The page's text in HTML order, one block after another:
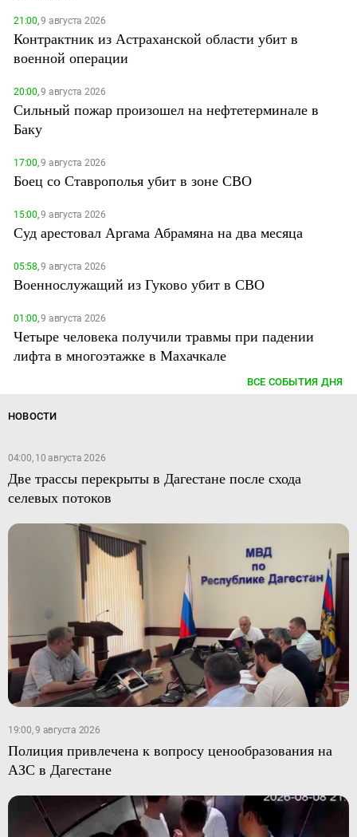
21:00,9 августа 2026
Контрактник из Астраханской области убит в
военной операции
20:00,9 августа 2026
Сильный пожар произошел на нефтетерминале в
Баку
17:00,9 августа 2026
Боец со Ставрополья убит в зоне СВО
15:00,9 августа 2026
Суд арестовал Аргама Абрамяна на два месяца
05:58,9 августа 2026
Военнослужащий из Гуково убит в СВО
01:00,9 августа 2026
Четыре человека получили травмы при падении
лифта в многоэтажке в Махачкале
ВСЕ СОБЫТИЯ ДНЯ
НОВОСТИ
04:00, 10 августа 2026
Две трассы перекрыты в Дагестане после схода
селевых потоков
19:00, 9 августа 2026
Полиция привлечена к вопросу ценообразования на
АЗС в Дагестане